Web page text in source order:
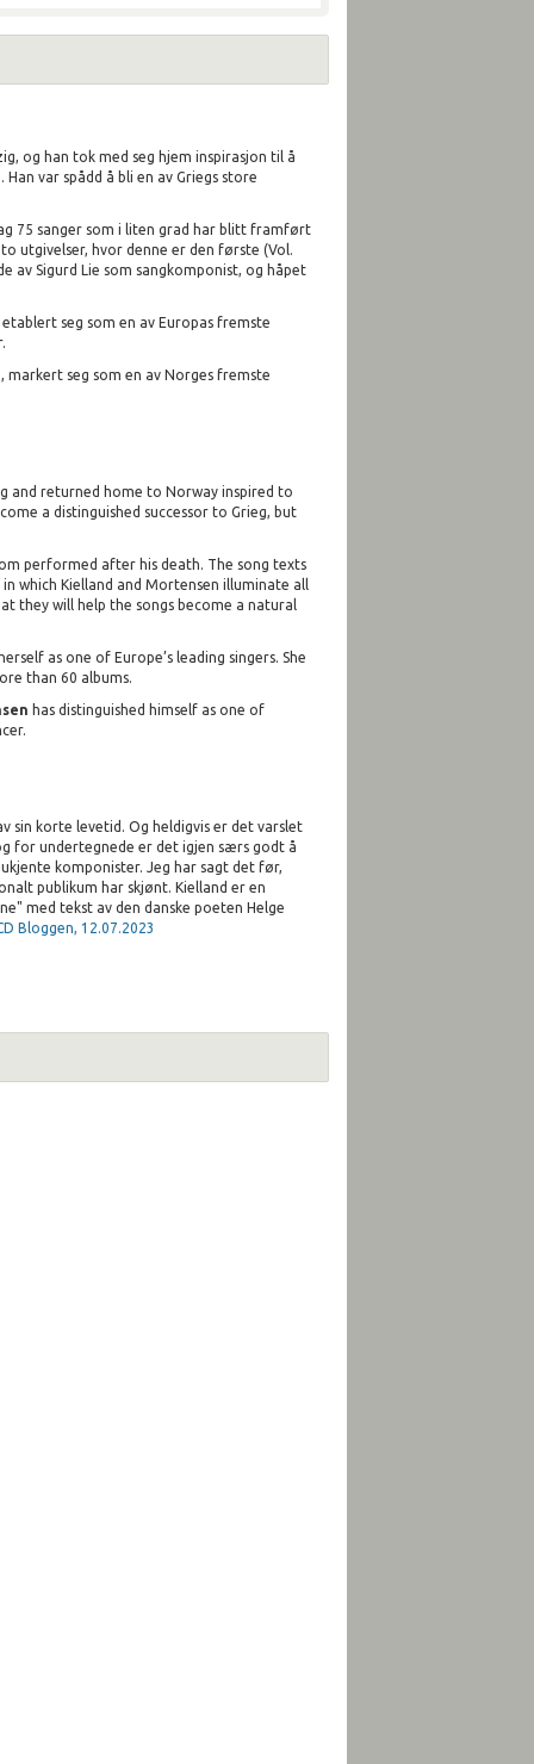
og han tok med seg hjem inspirasjon til å
var spådd å bli en av Griegs store
75 sanger som i liten grad har blitt framført
utgivelser, hvor denne er den første (Vol.
av Sigurd Lie som sangkomponist, og håpet
seg som en av Europas fremste
seg som en av Norges fremste
and returned home to Norway inspired to
a distinguished successor to Grieg, but
performed after his death. The song texts
which Kielland and Mortensen illuminate all
they will help the songs become a natural
as one of Europe’s leading singers. She
than 60 albums.
has distinguished himself as one of
sin korte levetid. Og heldigvis er det varslet
for undertegnede er det igjen særs godt å
komponister. Jeg har sagt det før,
publikum har skjønt. Kielland er en
med tekst av den danske poeten Helge
Bloggen, 12.07.2023